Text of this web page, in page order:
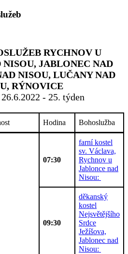
RYCHNOV U
JABLONEC NAD
NISOU, LUČANY NAD
RÝNOVICE
- 25. týden
Hodina Bohoslužba
07:30
farní kostel
sv. Václava,
Rychnov u
Jablonce nad
Nisou:
09:30
děkanský
kostel
Nejsvětějšího
Srdce
Ježíšova,
Jablonec nad
Nisou: